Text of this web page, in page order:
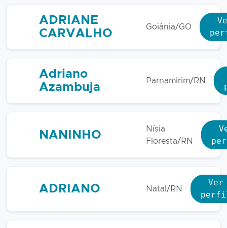
ADRIANE
CARVALHO
Goiânia/GO
Adriano
Azambuja
Parnamirim/RN
NANINHO
Nísia
Floresta/RN
ADRIANO Natal/RN
Ver